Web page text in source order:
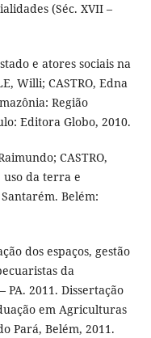
(Séc. XVII –
e atores sociais na
Willi; CASTRO, Edna
Região
Editora Globo, 2010.
CASTRO,
uso da terra e
Belém:
dos espaços, gestão
da
2011. Dissertação
em Agriculturas
Pará, Belém, 2011.